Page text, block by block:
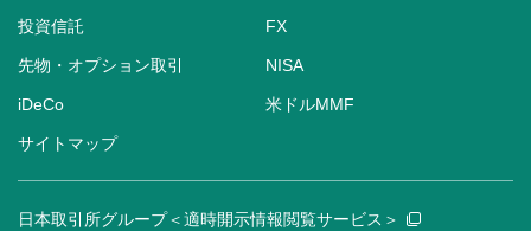
投資信託 FX
先物・オプション取引 NISA
iDeCo 米ドルMMF
サイトマップ
日本取引所グループ＜適時開示情報閲覧サービス＞